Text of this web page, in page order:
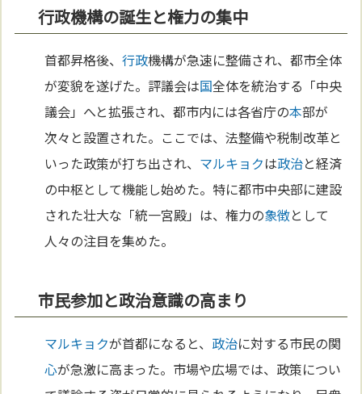
行政機構の誕生と権力の集中
首都昇格後、行政機構が急速に整備され、都市全体
が変貌を遂げた。評議会は国全体を統治する「中央
議会」へと拡張され、都市内には各省庁の本部が
次々と設置された。ここでは、法整備や税制改革と
いった政策が打ち出され、 マルキョクは政治と経済
の中枢として機能し始めた。特に都市中央部に建設
された壮大な「統一宮殿」は、権力の象徴として
人々の注目を集めた。
市民参加と政治意識の高まり
マルキョクが首都になると、 政治に対する市民の関
心が急激に高まった。市場や広場では、政策につい